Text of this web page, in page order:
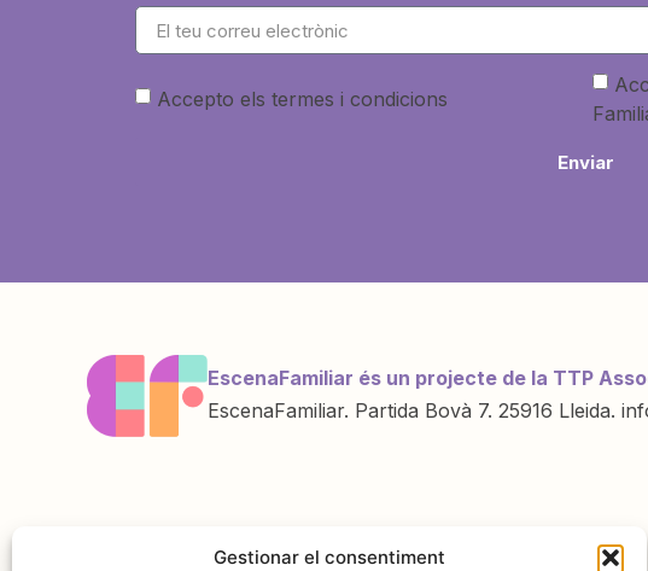
Gestionar el consentiment
Accepto els termes i condicions
Enviar
EscenaFamiliar és un projecte de la TTP
EscenaFamiliar. Partida Bovà 7. 25916 Lleida.
Amb la col·laboració de: